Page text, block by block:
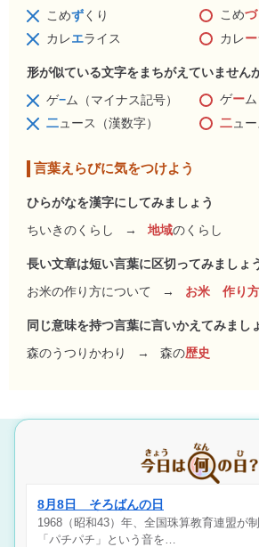
こめずくり こめづ
カレエライス カレー
形が似ている文字をまちがえていません
ゲ−ム（マイナス記号） ゲー
二ュース（漢数字） 二ュ
言葉えらびに気をつけよう
ひらがなを漢字にしてみましょう
ちいきのくらし
→ 地域のくらし
長い文章は短い言葉に区切ってみましょ
お米の作り方について
→ お米 作り方
同じ意味を持つ言葉に言いかえてみまし
森のうつりかわり
→ 森の歴史
8月8日 そろばんの日
1968（昭和43）年、全国珠算教育連盟が
「パチパチ」という音を…